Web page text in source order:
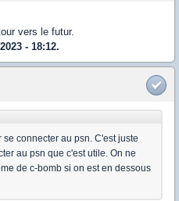
vers le futur.
- 18:12.
connecter au psn. C'est juste
au psn que c'est utile. On ne
de c-bomb si on est en dessous